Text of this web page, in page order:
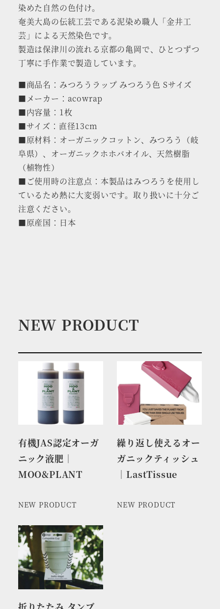
染めた自然の色付け。
奄美大島の伝統工芸である泥染め職人「金井工
芸」による天然染色です。
製造は保津川の流れる京都の亀岡で、ひとつずつ
丁寧に手作業で製造しています。
■商品名：みつろうラップ みつろう色 Sサイズ
■メーカー：acowrap
■内容量：1枚
■サイズ：直径13cm
■原材料：オーガニックコットン、みつろう（岐
阜県）、オーガニックホホバオイル、天然樹脂
（植物性）
■ご使用時の注意点：本製品はみつろうを使用し
ているため熱に大変弱いです。取り扱いに十分ご
注意ください。
■原産国：日本
NEW PRODUCT
有機JAS認定オーガ
ニック液肥｜
MOO&PLANT
NEW PRODUCT
繰り返し使えるオー
ガニックティッシュ
｜LastTissue
NEW PRODUCT
折りたたみ タンブ